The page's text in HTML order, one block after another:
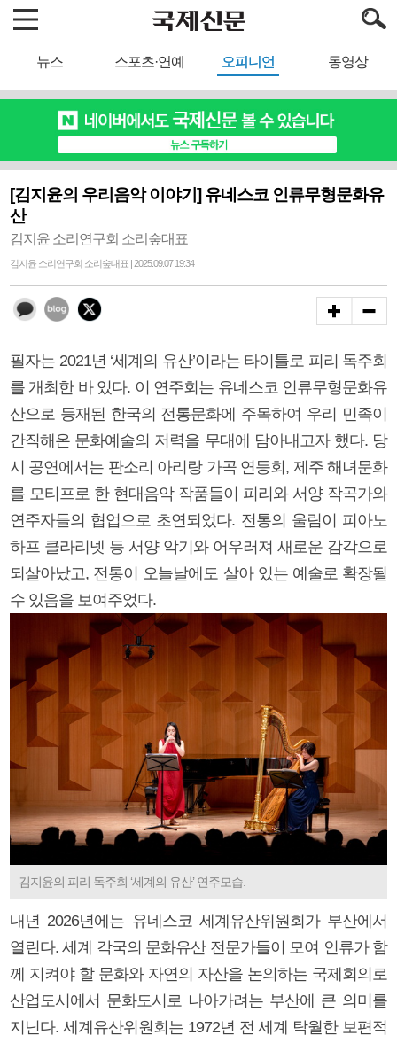
뉴스 스포츠·연예 오피니언 동영상
[김지윤의 우리음악 이야기] 유네스코 인류무형문화유
산
김지윤 소리연구회 소리숲대표
김지윤 소리연구회 소리숲대표 | 2025.09.07 19:34
필자는 2021년 ‘세계의 유산’이라는 타이틀로 피리 독주회
를 개최한 바 있다. 이 연주회는 유네스코 인류무형문화유
산으로 등재된 한국의 전통문화에 주목하여 우리 민족이
간직해온 문화예술의 저력을 무대에 담아내고자 했다. 당
시 공연에서는 판소리 아리랑 가곡 연등회, 제주 해녀문화
를 모티프로 한 현대음악 작품들이 피리와 서양 작곡가와
연주자들의 협업으로 초연되었다. 전통의 울림이 피아노
하프 클라리넷 등 서양 악기와 어우러져 새로운 감각으로
되살아났고, 전통이 오늘날에도 살아 있는 예술로 확장될
수 있음을 보여주었다.
김지윤의 피리 독주회 ‘세계의 유산’ 연주모습.
내년 2026년에는 유네스코 세계유산위원회가 부산에서
열린다. 세계 각국의 문화유산 전문가들이 모여 인류가 함
께 지켜야 할 문화와 자연의 자산을 논의하는 국제회의로
산업도시에서 문화도시로 나아가려는 부산에 큰 의미를
지닌다. 세계유산위원회는 1972년 전 세계 탁월한 보편적